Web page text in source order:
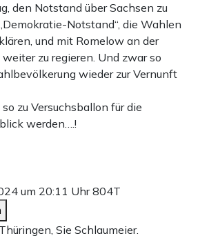
den Notstand über Sachsen zu
Notstand“, die Wahlen
und mit Romelow an der
zu regieren. Und zwar so
wieder zur Vernunft
zu Versuchsballon für die
werden….!
um 20:11 Uhr804T
Sie Schlaumeier.